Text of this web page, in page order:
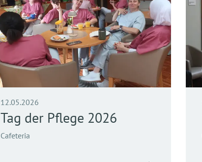
12.05.2026
Tag der Pflege 2026
Cafeteria